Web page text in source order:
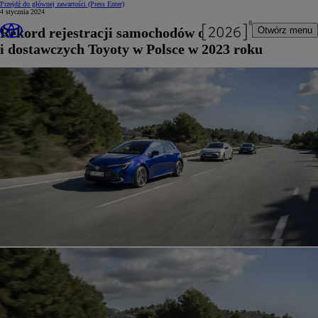
Przejdź do głównej zawartości (Press Enter)
Otwórz menu
4 stycznia 2024
Rekord rejestracji samochodów osobowych
i dostawczych Toyoty w Polsce w 2023 roku